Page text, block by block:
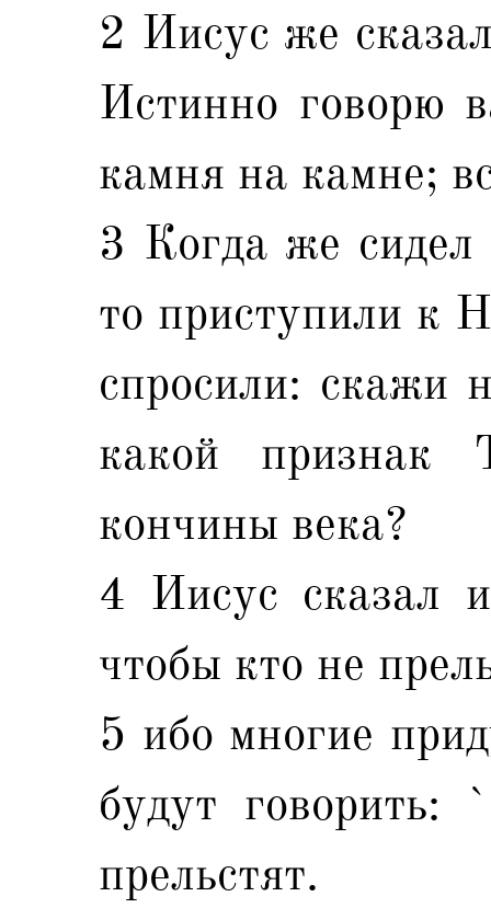
2 Иисус же
Истинно говорю
камня на камне;
3 Когда же
то приступили к
спросили: скажи
какой признак
кончины века?
4 Иисус сказал
чтобы кто не
5 ибо многие
будут
прельстят.